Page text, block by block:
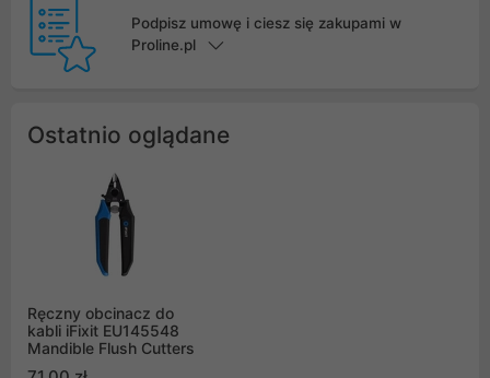
Podpisz umowę i ciesz się zakupami w
Proline.pl
Ostatnio oglądane
Ręczny obcinacz do
kabli iFixit EU145548
Mandible Flush Cutters